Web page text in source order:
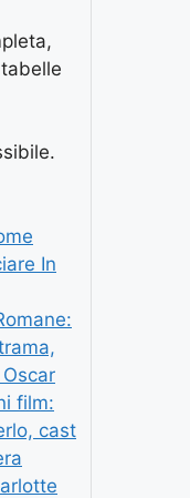
In
film:
cast